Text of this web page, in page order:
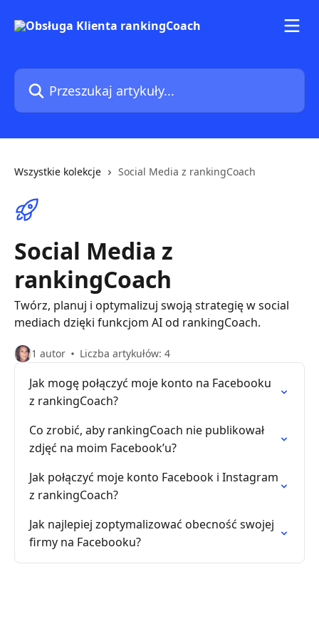
Przeszukaj artykuły...
Wszystkie kolekcje Social Media z rankingCoach
Social Media z
rankingCoach
Twórz, planuj i optymalizuj swoją strategię w social
mediach dzięki funkcjom AI od rankingCoach.
1 autor Liczba artykułów: 4
Jak mogę połączyć moje konto na Facebooku
z rankingCoach?
Co zrobić, aby rankingCoach nie publikował
zdjęć na moim Facebook’u?
Jak połączyć moje konto Facebook i Instagram
z rankingCoach?
Jak najlepiej zoptymalizować obecność swojej
firmy na Facebooku?